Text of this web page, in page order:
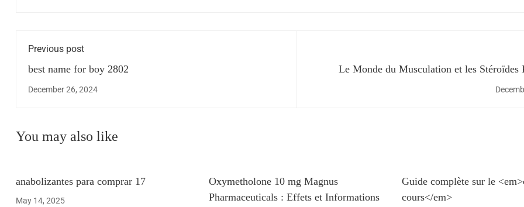
Previous post
best name for boy 2802
December 26, 2024
Le Monde du Musculation et les Stéroïdes
You may also like
anabolizantes para comprar 17
May 14, 2025
Oxymetholone 10 mg Magnus
Pharmaceuticals : Effets et Informations
Guide complète sur le
cours</em>